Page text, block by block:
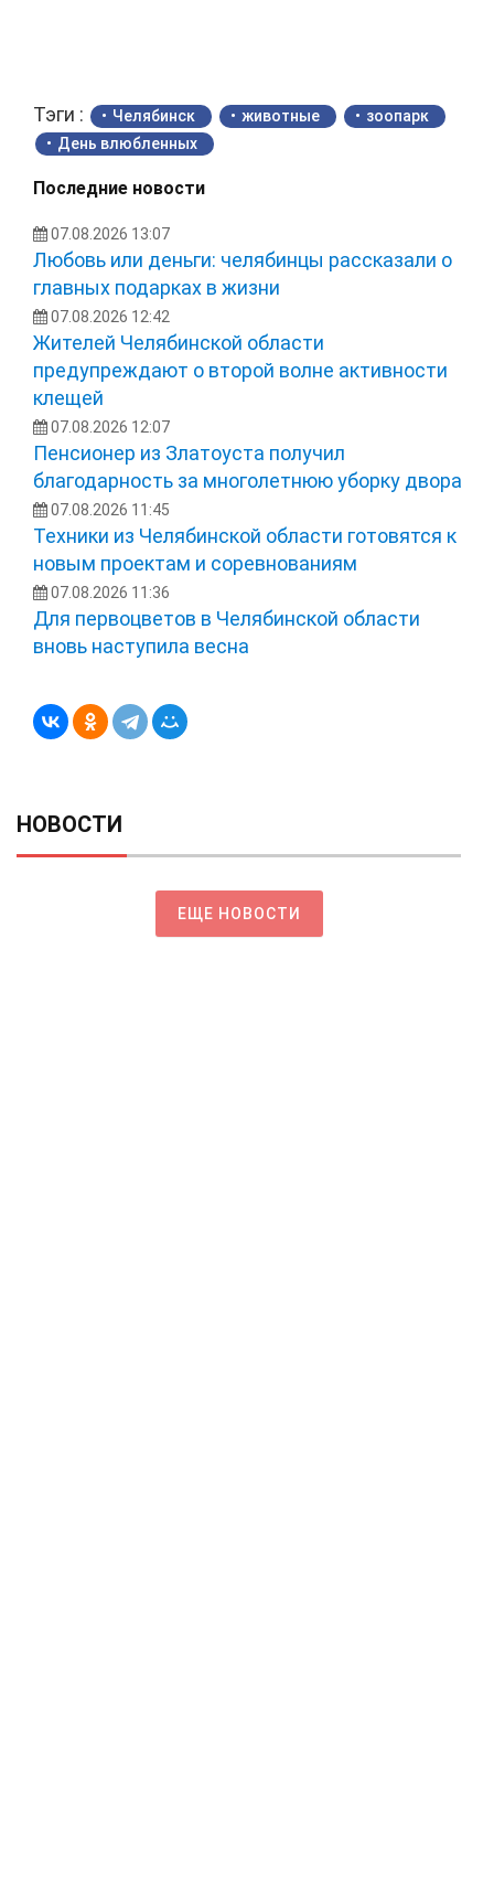
Тэги : Челябинск животные
зоопарк
День влюбленных
Последние новости
07.08.2026 13:07
Любовь или деньги: челябинцы рассказали о
главных подарках в жизни
07.08.2026 12:42
Жителей Челябинской области
предупреждают о второй волне активности
клещей
07.08.2026 12:07
Пенсионер из Златоуста получил
благодарность за многолетнюю уборку двора
07.08.2026 11:45
Техники из Челябинской области готовятся к
новым проектам и соревнованиям
07.08.2026 11:36
Для первоцветов в Челябинской области
вновь наступила весна
НОВОСТИ
ЕЩЕ НОВОСТИ